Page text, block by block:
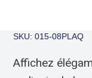
SKU: 015-08PLAQ
Affichez